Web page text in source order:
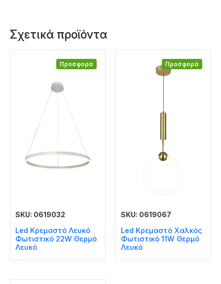
Σχετικά προϊόντα
Προσφορά
SKU: 0619032
Led Κρεμαστό Λευκό
Φωτιστικό 22W Θερμό
Λευκό
Προσφορά
SKU: 0619067
Led Κρεμαστό Χαλκός
Φωτιστικό 11W Θερμό
Λευκό